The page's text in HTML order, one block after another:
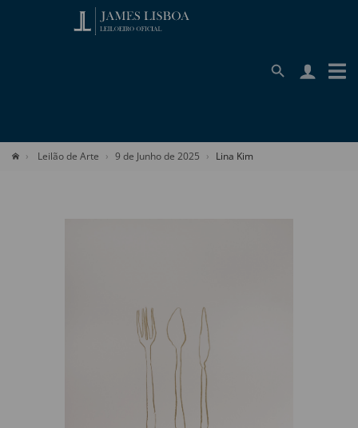
Leilão de Arte 9 de Junho de 2025 Lina Kim